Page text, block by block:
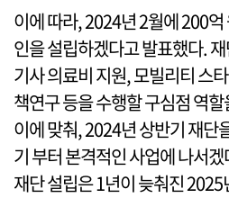
이에 따라, 2024년 2월에 200
인을 설립하겠다고 발표했다.
기사 의료비 지원, 모빌리티 스
책연구 등을 수행할 구심점 역
이에 맞춰, 2024년 상반기 재
기 부터 본격적인 사업에 나서
재단 설립은 1년이 늦춰진